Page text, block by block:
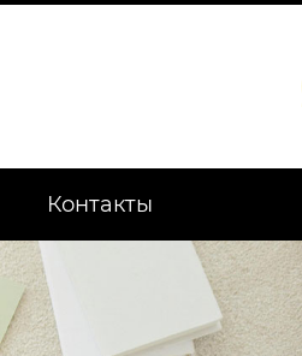
Контакты